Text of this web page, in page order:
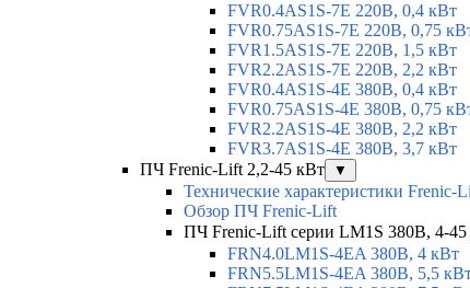
FVR0.4AS1S-7E 220В, 0,4 кВт
FVR0.75AS1S-7E 220В, 0,75
FVR1.5AS1S-7E 220В, 1,5 кВт
FVR2.2AS1S-7E 220В, 2,2 кВт
FVR0.4AS1S-4E 380В, 0,4 кВт
FVR0.75AS1S-4E 380В, 0,75
FVR2.2AS1S-4E 380В, 2,2 кВт
FVR3.7AS1S-4E 380В, 3,7 кВт
ПЧ Frenic-Lift 2,2-45 кВт
▼
Технические характеристики Frenic-
Обзор ПЧ Frenic-Lift
ПЧ Frenic-Lift серии LM1S 380В, 4-
FRN4.0LM1S-4EA 380В, 4 кВт
FRN5.5LM1S-4EA 380В, 5,5